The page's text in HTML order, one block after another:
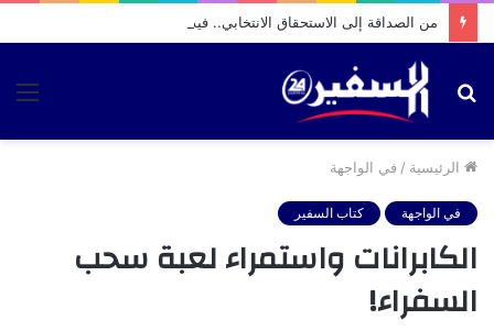
بحث
الرئيسية / في الواجهة
في الواجهة كتاب السفير
الكابرانات واستمراء لعبة سحب
السفراء!